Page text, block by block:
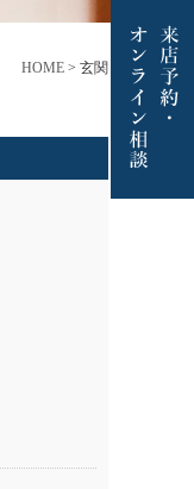
HOME > 玄関